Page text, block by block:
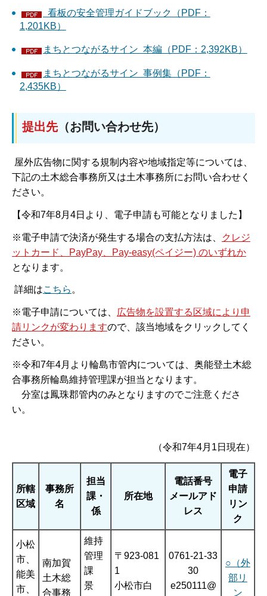
看板の安全管理ガイドブック（PDF：
1,201KB）
まちとつながるサイン 本編（PDF：2,392KB）
まちとつながるサイン 事例集（PDF：
2,435KB）
提出先（お問い合わせ先）
屋外広告物に関する規制内容や地域指定等については、
下記の土木総合事務所又は土木事務所にお問い合わせく
ださい。
【令和7年8月4日より、電子申請も可能となりました】
※電子申請で決済が発生する場合の支払方法は、
クレジ
ットカード、PayPay、Pay-easy(ペイジー) のいずれか
となります。
詳細はこちら。
※電子申請については、
広告物を設置する区域により申
請リンクが変わりますので、該当地域をクリックしてく
ださい。
※令和7年4月より輪島市管内については、奥能登土木総
合事務所輪島維持管理課が担当となります。
分室は鳳珠郡管内のみとなりますのでご注意くださ
い。
（令和7年4月1日現在）
所轄
区域
事務所
名
担当
課・
係
所在地
電話番号
メールアド
レス
電子
申請
リン
ク
小松
市、
能美
市、
南加賀
土木総
合事務
維持
管理
課
景
〒923-081
1
小松市白
0761-21-33
30
e250111@
○（外
部リ
ン